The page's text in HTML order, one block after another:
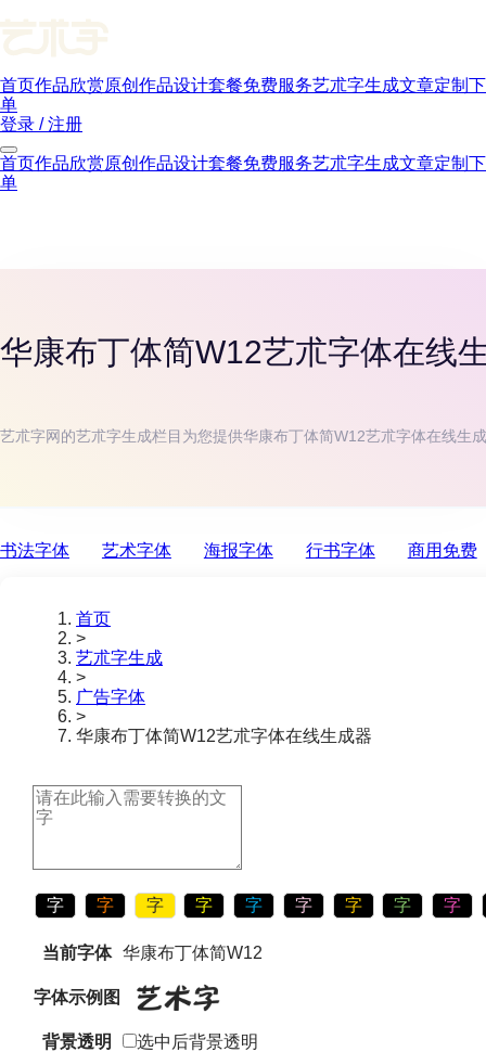
首页作品欣赏原创作品设计套餐免费服务艺朮字生成文章定制下
单
登录 / 注册
首页作品欣赏原创作品设计套餐免费服务艺朮字生成文章定制下
单
华康布丁体简W12艺朮字体在线
艺朮字网的艺朮字生成栏目为您提供华康布丁体简W12艺朮字体在线生
书法字体 艺术字体 海报字体 行书字体 商用免费
首页
>
艺朮字生成
>
广告字体
>
华康布丁体简W12艺朮字体在线生成器
字 字 字 字 字 字 字 字 字
当前字体 华康布丁体简W12
字体示例图
背景透明
选中后背景透明